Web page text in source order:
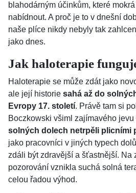
blahodárným účinkům, které
nabídnout. A proč je to v dnešní
naše plíce nikdy nebyly tak
jako dnes.
Jak haloterapie
Haloterapie se může zdát jako
ale její historie sahá až do
Evropy 17. století. Právě tam si
Boczkowski všiml zajímavého jevu
solných dolech netrpěli plicními
jako pracovníci v jiných typech
zdáli být zdravější a šťastnější. Na
pozorování vznikla suchá solná
celou řadou výhod.